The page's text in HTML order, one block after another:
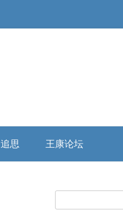
追思 王康论坛